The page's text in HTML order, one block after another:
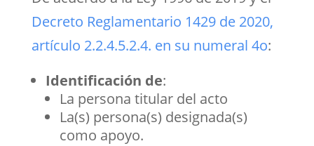
Decreto Reglamentario 1429 de 2020,
artículo 2.2.4.5.2.4. en su numeral 4o:
Identificación de:
La persona titular del acto
La(s) persona(s) designada(s)
como apoyo.